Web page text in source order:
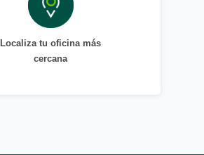
Localiza tu oficina más
cercana